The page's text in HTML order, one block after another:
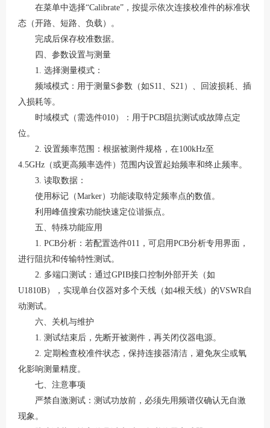
在菜单中选择“Calibrate”，按提示依次连接校准件的标准状
态（开路、短路、负载）。
完成后保存校准数据。
四、参数设置与测量
1. 选择测量模式 ：
频域模式 ：用于测量S参数（如S11、S21）、回波损耗、插
入损耗等。
时域模式 （需选件010）：用于PCB阻抗测试或故障点定
位。
2. 设置频率范围 ：根据被测件规格，在100kHz至
4.5GHz（或更高频率选件）范围内设置起始频率和终止频率。
3. 读取数据 ：
使用标记（Marker）功能读取特定频率点的数值。
利用峰值搜索功能快速定位谐振点。
五、特殊功能应用
1. PCB分析 ：若配置选件011，可启用PCB分析专用界面，
进行阻抗和传输特性测试。
2. 多端口测试 ：通过GPIB接口控制外部开关（如
U1810B），实现单台仪器对多个天线（如4根天线）的VSWR自
动测试。
六、关机与维护
1. 测试结束后，先断开被测件，再关闭仪器电源。
2. 定期检查校准件状态，保持连接器清洁，避免灰尘或氧
化影响测量精度。
七、注意事项
严禁自激测试 ：测试功放前，必须先用频谱仪确认无自激
现象。